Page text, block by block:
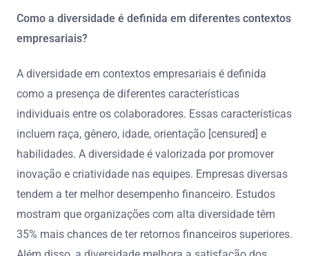
Como a diversidade é definida em diferentes contextos
empresariais?
A diversidade em contextos empresariais é definida
como a presença de diferentes características
individuais entre os colaboradores. Essas características
incluem raça, gênero, idade, orientação [censured] e
habilidades. A diversidade é valorizada por promover
inovação e criatividade nas equipes. Empresas diversas
tendem a ter melhor desempenho financeiro. Estudos
mostram que organizações com alta diversidade têm
35% mais chances de ter retornos financeiros superiores.